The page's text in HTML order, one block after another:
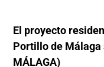
El proyecto
Portillo de Málaga
MÁLAGA)